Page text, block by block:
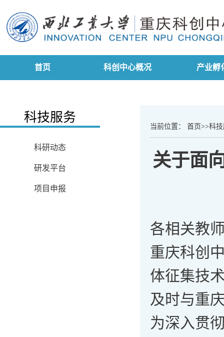
首页 科创中心概况 产业孵
科技服务
科研动态
研发平台
项目申报
当前位置： 首页>>科
关于面
各相关教
重庆科创
体征集技
及时与重
为深入贯